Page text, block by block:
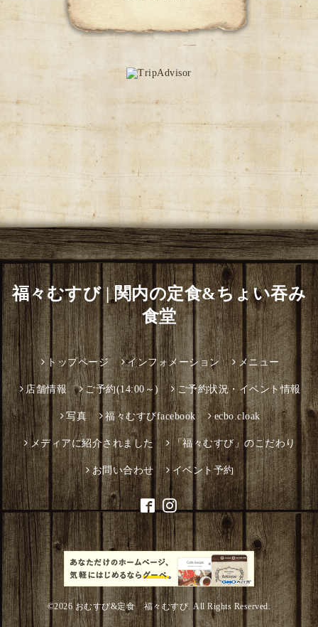
福々むすび | 関内の定食&ちょい吞み
食堂
トップページ インフォメーション メニュー
店舗情報 ご予約(14:00～) ご予約状況・イベント情報
写真 福々むすびfacebook ecbo.cloak
メディアに紹介されました 「福々むすび」のこだわり
お問い合わせ イベント予約
©2026おむすび&定食 福々むすび. All Rights Reserved.